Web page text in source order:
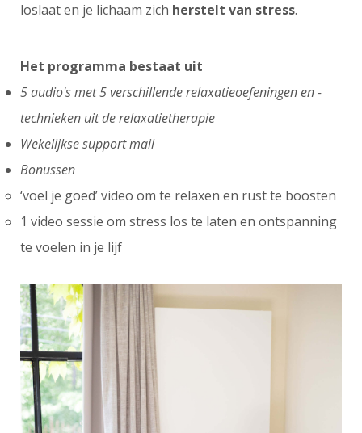
loslaat en je lichaam zich herstelt van stress.
Het programma bestaat uit
5 audio's met 5 verschillende relaxatieoefeningen en -
technieken uit de relaxatietherapie
Wekelijkse support mail
Bonussen
‘voel je goed’ video om te relaxen en rust te boosten
1 video sessie om stress los te laten en ontspanning
te voelen in je lijf